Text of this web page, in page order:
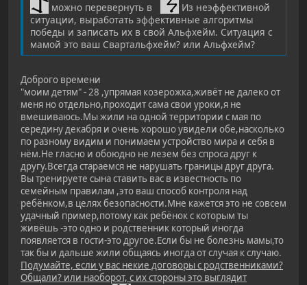
можно перевернуть в
Из неэффективной
ситуации, выработать эффективные алгоритмы
победы и записать их в свой Альфхейм. Ситуация с
мамой это ваш Свартальфхейм? или Альфхейм?
Доброго времени
"моим детям" - 28 ,упрямая козерожка,живёт не далеко от
меня но отдельно,проходит сама свои уроки,я не
вмешиваюсь.Мы жили на одной территории с мая по
середину декабря и очень хорошо увидели обе,насколько
по разному видим и понимаем устройство мира и себя в
нём.Не гласно и обоюдно не лезем без спроса друг к
другу.Всегда стараемся не нарушать границы друг друга.
Вы тренируете сына ставить вас в известность по
семейным правилам ,это ваш способ контроля над
ребёнком,в целях безопасности.Мне кажется это не совсем
удачный пример,потому как ребёнок с которым ты
живёшь -это одно и родственник который иногда
появляется в гости-это другое.Если бы не болезнь мамы,то
так бы и дальше жили общаясь иногда от случая к случаю.
Подумайте, если у вас некие договоры с родственниками?
Общали? или наоборот, с их стороны это выглядит